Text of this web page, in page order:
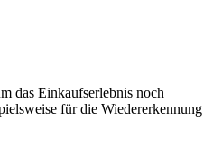
das Einkaufserlebnis noch
für die Wiedererkennung